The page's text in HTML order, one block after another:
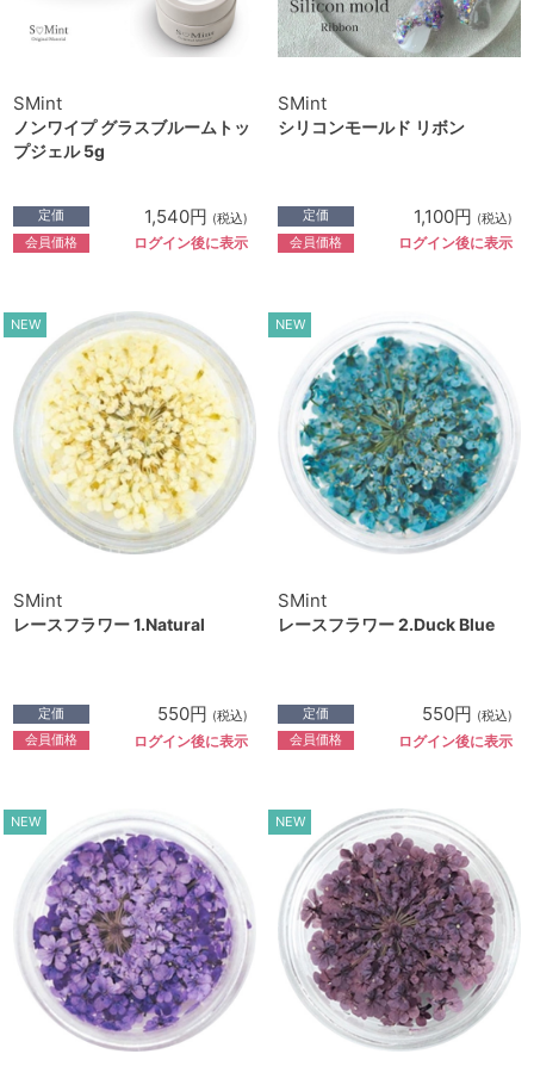
SMint
ノンワイプ グラスブルームトッ
プジェル 5g
定価 1,540円 (税込)
会員価格 ログイン後に表示
SMint
シリコンモールド リボン
定価 1,100円 (税込)
会員価格 ログイン後に表示
NEW
SMint
レースフラワー 1.Natural
定価 550円 (税込)
会員価格 ログイン後に表示
NEW
SMint
レースフラワー 2.Duck Blue
定価 550円 (税込)
会員価格 ログイン後に表示
NEW NEW